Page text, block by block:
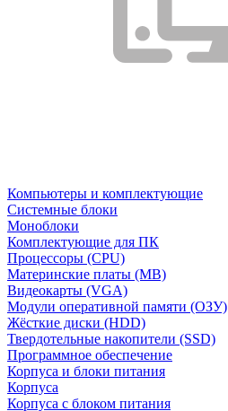
Компьютеры и комплектующие
Системные блоки
Моноблоки
Комплектующие для ПК
Процессоры (CPU)
Материнские платы (MB)
Видеокарты (VGA)
Модули оперативной памяти (ОЗУ)
Жёсткие диски (HDD)
Твердотельные накопители (SSD)
Программное обеспечение
Корпуса и блоки питания
Корпуса
Корпуса с блоком питания